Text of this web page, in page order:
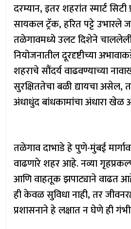
दरम्यान, इतर शहरांत स्मार्ट
सायकल ट्रॅक, हरित पट्टे
तळेगावमध्ये उलट दिशेने
नियोजनातील दूरदृष्टीच्या
शहराचे सौंदर्य वाढवण्याच्या
सुरक्षिततेचा बळी द्यायचा असेल,
अंधाधुंद बांधकामांचा अंधारा खेळ
तळेगाव दाभाडे हे पुणे-मुंबई
वाढणारे शहर आहे. नव्या
आणि वाहतूक झपाट्याने वाढत
ही केवळ सुविधा नाही, तर
प्रशासनाने हे लक्षात न घेणे ही